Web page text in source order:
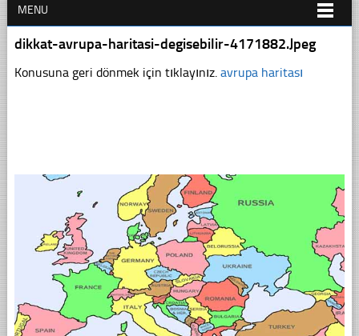
MENU
dikkat-avrupa-haritasi-degisebilir-4171882.Jpeg
Konusuna geri dönmek için tıklayınız. avrupa haritası